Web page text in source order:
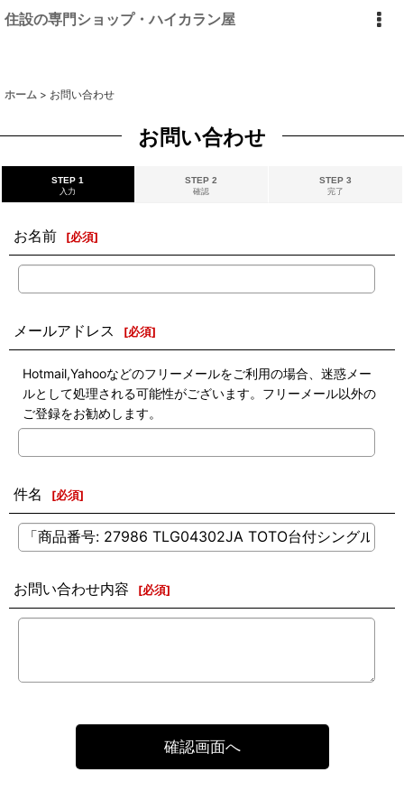
住設の専門ショップ・ハイカラン屋
ホーム > お問い合わせ
お問い合わせ
STEP 1
入力
STEP 2
確認
STEP 3
完了
お名前 [必須]
メールアドレス [必須]
Hotmail,Yahooなどのフリーメールをご利用の場合、迷惑メー
ルとして処理される可能性がございます。フリーメール以外の
ご登録をお勧めします。
件名 [必須]
お問い合わせ内容 [必須]
確認画面へ